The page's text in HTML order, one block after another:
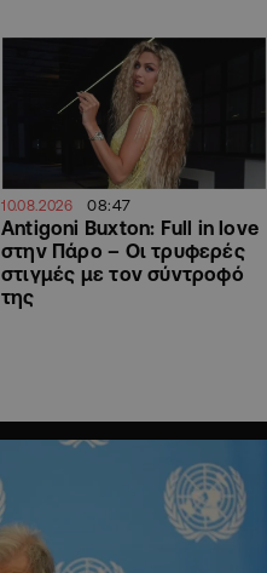
10.08.2026 08:47
Antigoni Buxton: Full in love
στην Πάρο – Οι τρυφερές
στιγμές με τον σύντροφό
της